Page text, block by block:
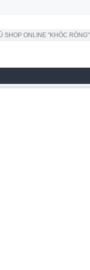
SHOP ONLINE "KHÓC RÒNG"